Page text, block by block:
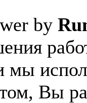
by
мы
Вы